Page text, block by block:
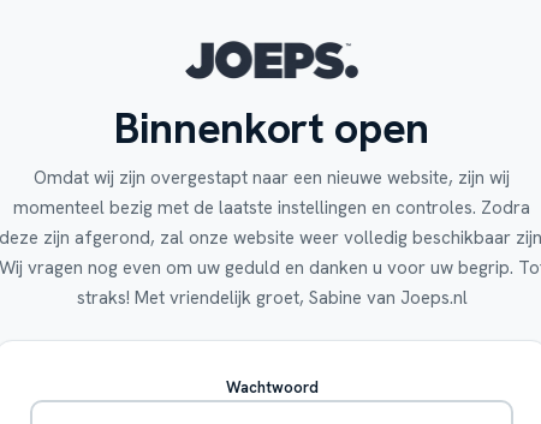
Binnenkort open
Omdat wij zijn overgestapt naar een nieuwe website, zijn wij
momenteel bezig met de laatste instellingen en controles. Zodra
deze zijn afgerond, zal onze website weer volledig beschikbaar
Wij vragen nog even om uw geduld en danken u voor uw begrip.
straks! Met vriendelijk groet, Sabine van Joeps.nl
Wachtwoord